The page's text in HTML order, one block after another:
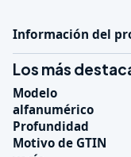
Información del
Los más
Modelo
alfanumérico
Profundidad
Motivo de GTIN